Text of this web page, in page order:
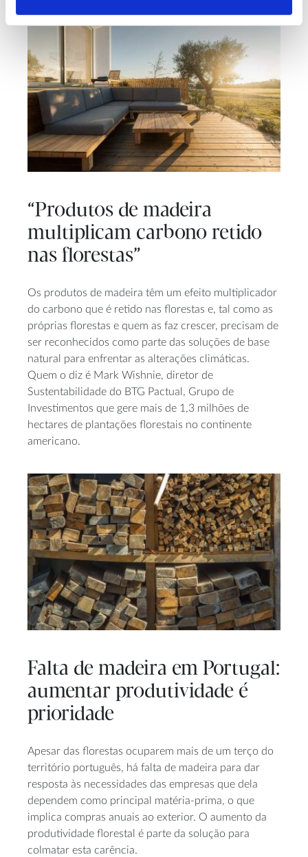
“Produtos de madeira
multiplicam carbono retido
nas florestas”
Os produtos de madeira têm um efeito multiplicador
do carbono que é retido nas florestas e, tal como as
próprias florestas e quem as faz crescer, precisam de
ser reconhecidos como parte das soluções de base
natural para enfrentar as alterações climáticas.
Quem o diz é Mark Wishnie, diretor de
Sustentabilidade do BTG Pactual, Grupo de
Investimentos que gere mais de 1,3 milhões de
hectares de plantações florestais no continente
americano.
Falta de madeira em Portugal:
aumentar produtividade é
prioridade
Apesar das florestas ocuparem mais de um terço do
território português, há falta de madeira para dar
resposta às necessidades das empresas que dela
dependem como principal matéria-prima, o que
implica compras anuais ao exterior. O aumento da
produtividade florestal é parte da solução para
colmatar esta carência.